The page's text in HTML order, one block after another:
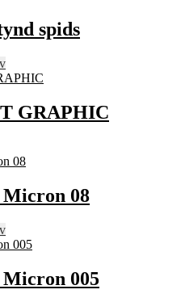
spids
GRAPHIC
Micron 08
Micron 005